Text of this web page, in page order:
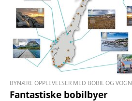
BYNÆRE OPPLEVELSER MED BOBIL OG VOGN
Fantastiske bobilbyer